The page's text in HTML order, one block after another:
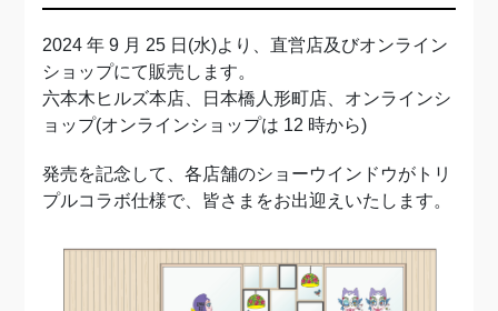
2024 年 9 月 25 日(水)より、直営店及びオンライン
ショップにて販売します。
六本木ヒルズ本店、日本橋人形町店、オンラインシ
ョップ(オンラインショップは 12 時から)
発売を記念して、各店舗のショーウインドウがトリ
プルコラボ仕様で、皆さまをお出迎えいたします。